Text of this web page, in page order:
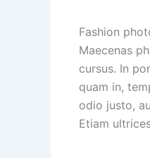
Fashion
Maecenas
cursus. In
quam in,
odio justo,
Etiam